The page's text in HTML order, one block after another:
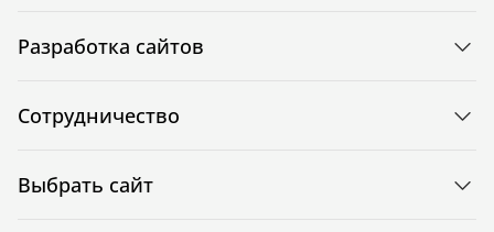
Разработка сайтов
Сотрудничество
Выбрать сайт